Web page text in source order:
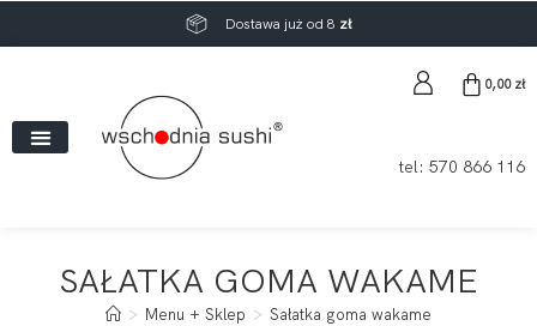
Dostawa już od 8 zł
0,00 zł
tel: 570 866 116
SAŁATKA GOMA WAKAME
> Menu + Sklep > Sałatka goma wakame